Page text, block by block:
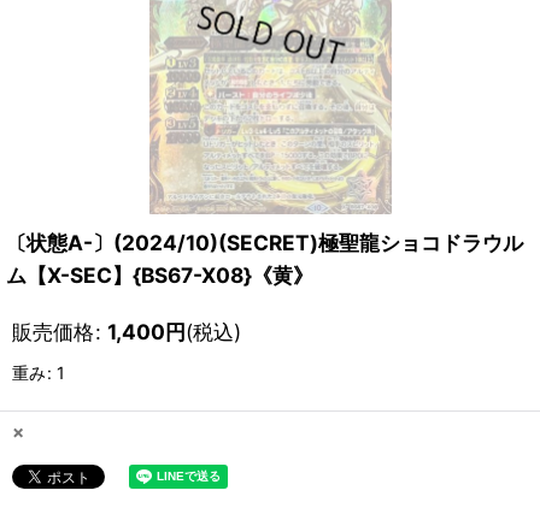
〔状態A-〕(2024/10)(SECRET)極聖龍ショコドラウル
ム【X-SEC】{BS67-X08}《黄》
販売価格: 1,400円(税込)
重み: 1
×